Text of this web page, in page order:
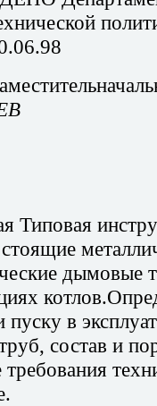
Типовая
дымовые
пуску в
состав и